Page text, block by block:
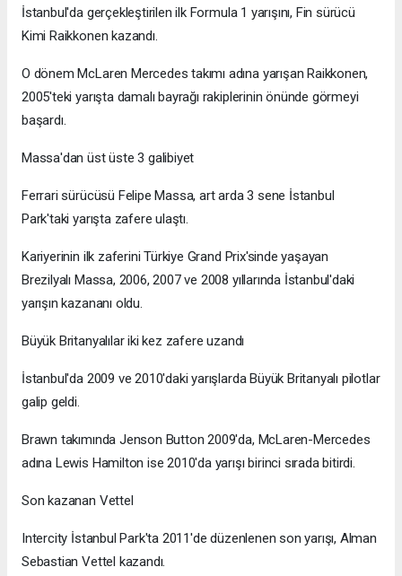
İstanbul'da gerçekleştirilen ilk Formula 1 yarışını, Fin sürücü
Kimi Raikkonen kazandı.
O dönem McLaren Mercedes takımı adına yarışan Raikkonen,
2005'teki yarışta damalı bayrağı rakiplerinin önünde görmeyi
başardı.
Massa'dan üst üste 3 galibiyet
Ferrari sürücüsü Felipe Massa, art arda 3 sene İstanbul
Park'taki yarışta zafere ulaştı.
Kariyerinin ilk zaferini Türkiye Grand Prix'sinde yaşayan
Brezilyalı Massa, 2006, 2007 ve 2008 yıllarında İstanbul'daki
yarışın kazananı oldu.
Büyük Britanyalılar iki kez zafere uzandı
İstanbul'da 2009 ve 2010'daki yarışlarda Büyük Britanyalı pilotlar
galip geldi.
Brawn takımında Jenson Button 2009'da, McLaren-Mercedes
adına Lewis Hamilton ise 2010'da yarışı birinci sırada bitirdi.
Son kazanan Vettel
Intercity İstanbul Park'ta 2011'de düzenlenen son yarışı, Alman
Sebastian Vettel kazandı.